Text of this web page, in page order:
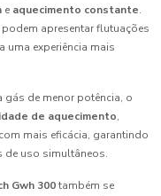
e aquecimento constante.
apresentar flutuações
uma experiência mais
de menor potência, o
de aquecimento,
mais eficácia, garantindo
de uso simultâneos.
Gwh 300também se